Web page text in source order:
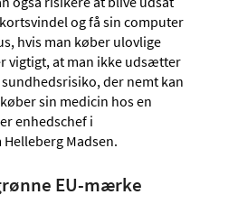
og få sin computer
hvis man køber ulovlige
vigtigt, at man ikke udsætter
der nemt kan
sin medicin hos en
enhedschef i
Madsen.
EU-mærke